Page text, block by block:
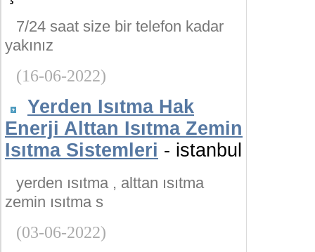
7/24 saat size bir telefon kadar
yakınız
(16-06-2022)
Yerden Isıtma Hak
Enerji Alttan Isıtma Zemin
Isıtma Sistemleri - istanbul
yerden ısıtma , alttan ısıtma
zemin ısıtma s
(03-06-2022)